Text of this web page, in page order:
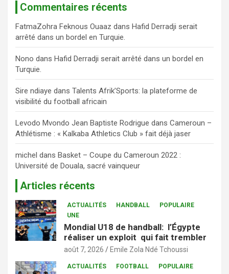
Commentaires récents
FatmaZohra Feknous Ouaaz dans Hafid Derradji serait
arrêté dans un bordel en Turquie.
Nono dans Hafid Derradji serait arrêté dans un bordel en
Turquie.
Sire ndiaye dans Talents Afrik’Sports: la plateforme de
visibilité du football africain
Levodo Mvondo Jean Baptiste Rodrigue dans Cameroun –
Athlétisme : « Kalkaba Athletics Club » fait déjà jaser
michel dans Basket – Coupe du Cameroun 2022 :
Université de Douala, sacré vainqueur
Articles récents
ACTUALITÉS HANDBALL
POPULAIRE
UNE
Mondial U18 de handball: l’Égypte
réaliser un exploit qui fait trembler
août 7, 2026 Emile Zola Ndé Tchoussi
ACTUALITÉS FOOTBALL
POPULAIRE